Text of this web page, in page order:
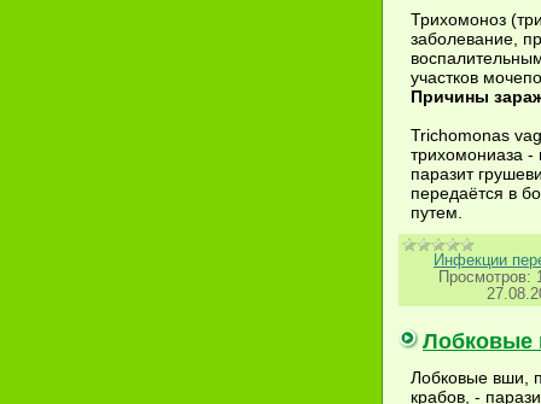
Трихомоноз
заболевание,
участков
Причины
Trichomonas
трихомониаза -
паразит
передаётся в
путем.
Инфекции
Просмотров:
Лобковые вши,
крабов, -